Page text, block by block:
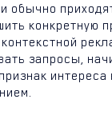
обычно
конкретную
запросы,
интереса